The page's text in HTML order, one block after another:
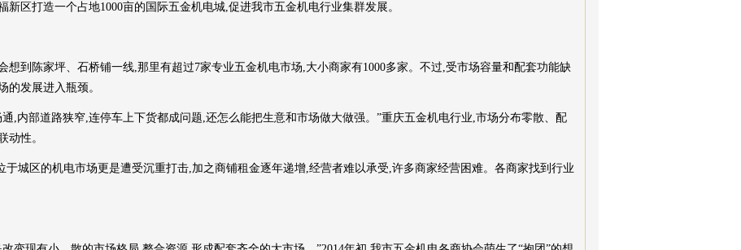
区打造一个占地1000亩的国际五金机电城,促进我市五金机电行业集群发展。
到陈家坪、石桥铺一线,那里有超过7家专业五金机电市场,大小商家有1000多家。不过,受市场容量和配套功能缺
的发展进入瓶颈。
部道路狭窄,连停车上下货都成问题,还怎么能把生意和市场做大做强。”重庆五金机电行业,市场分布零散、配
动性。
城区的机电市场更是遭受沉重打击,加之商铺租金逐年递增,经营者难以承受,许多商家经营困难。各商家找到行业